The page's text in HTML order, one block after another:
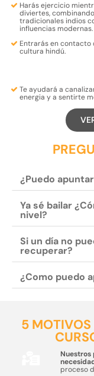
Harásejercicio
diviertes,
tradicionales indios
influencias modernas.
Entrarás en contacto
cultura hindú.
Te ayudará a
energia y a sentirte
¿Puedo
Ya sé bailar
nivel?
Si un día no
recuperar?
¿Como puedo
5 MOTIVOS
Nuestros
proceso